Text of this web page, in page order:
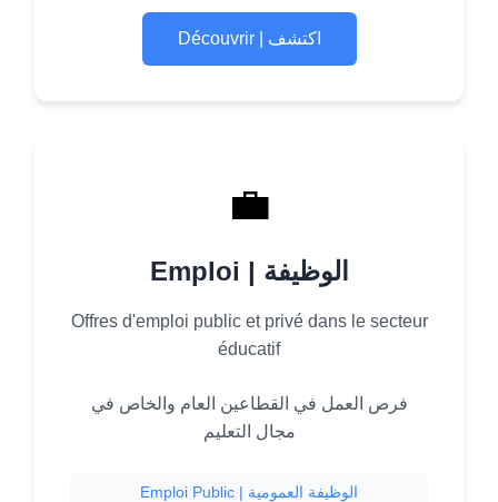
Découvrir | اكتشف
💼
Emploi | الوظيفة
Offres d'emploi public et privé dans le secteur
éducatif
فرص العمل في القطاعين العام والخاص في
مجال التعليم
Emploi Public | الوظيفة العمومية